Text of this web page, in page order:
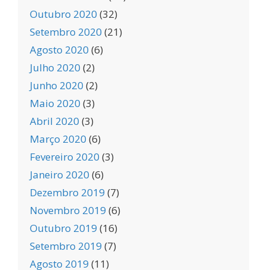
Outubro 2020 (32)
Setembro 2020 (21)
Agosto 2020 (6)
Julho 2020 (2)
Junho 2020 (2)
Maio 2020 (3)
Abril 2020 (3)
Março 2020 (6)
Fevereiro 2020 (3)
Janeiro 2020 (6)
Dezembro 2019 (7)
Novembro 2019 (6)
Outubro 2019 (16)
Setembro 2019 (7)
Agosto 2019 (11)